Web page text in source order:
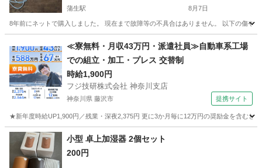
蒲生駅 8月7日
8年前にネットで購入しました。 現在まで故障等の不具合はありません。 以下の傷や
蒲生駅 美容家電
≪寮無料・月収43万円・派遣社員≫自動車系工場
での組立・加工・プレス 交替制
時給1,900円
フジ技研株式会社 神奈川支店
神奈川県 藤沢市 提携サイト
★新年度時給UP1,900円／残業・深夜2,375円 更に3か月毎に12万円の奨励金を含む
神奈川 藤沢市 その他
小型 卓上加湿器 2個セット
200円